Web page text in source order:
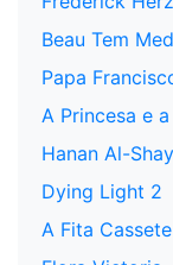
Beau Tem
Papa
A Princesa e
Hanan Al-
Dying Light 2
A Fita